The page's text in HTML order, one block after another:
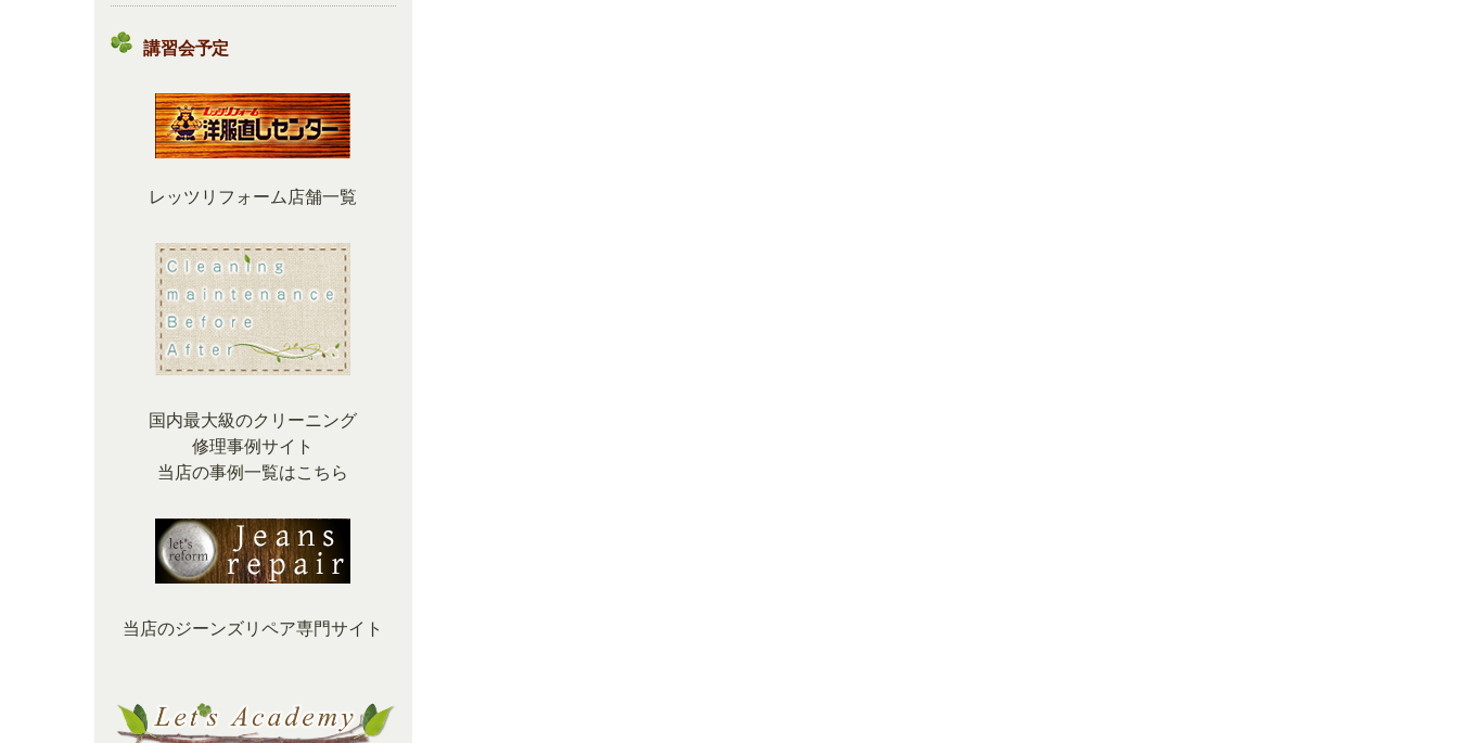
講習会予定
レッツリフォーム店舗一覧
国内最大級のクリーニング
修理事例サイト
当店の事例一覧はこちら
当店のジーンズリペア専門サイト